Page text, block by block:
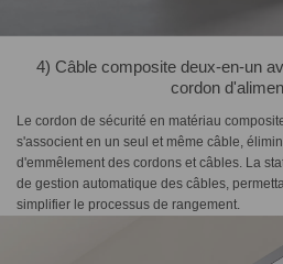
4) Câble composite deux-en-un
cordon
Le cordon de sécurité en matériau
s'associent en un seul et même câble,
d'emmêlement des cordons et câbles. La
de gestion automatique des câbles,
simplifier le processus de rangement.